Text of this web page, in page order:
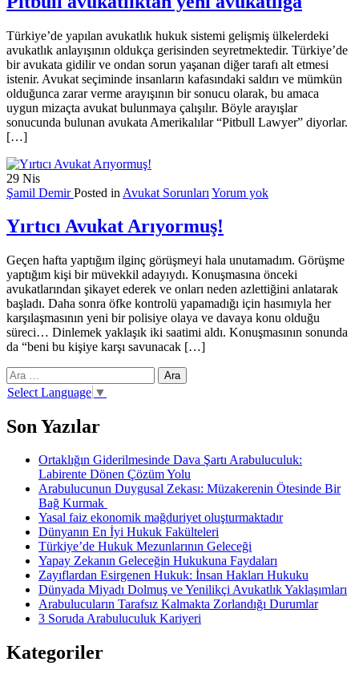
Türkiye’de yapılan avukatlık hukuk sistemi gelişmiş ülkelerdeki
avukatlık anlayışının oldukça gerisinden seyretmektedir. Türkiye’de
bir avukata gidilir ve ondan sorun yaşanan diğer tarafı alt etmesi
istenir. Avukat seçiminde insanların kafasındaki saldırı ve mümkün
olduğunca zarar verme arayışının bir sonucu olarak, bu amaca
uygun mizaçta avukat bulunmaya çalışılır. Böyle arayışlar
sonucunda bulunan avukata Amerikalılar “Pitbull Lawyer” diyorlar.
[…]
29 Nis
Şamil DemirPosted in Avukat Sorunları Yorum yok
Yırtıcı Avukat Arıyormuş!
Geçen hafta yaptığım ilginç görüşmeyi hala unutamadım. Görüşme
yaptığım kişi bir müvekkil adayıydı. Konuşmasına önceki
avukatlarından şikayet ederek ve onları neden azlettiğini anlatarak
başladı. Daha sonra öfke kontrolü yapamadığı için hasımıyla her
karşılaşmasının yeni bir polisiye olaya ve davaya konu olduğu
süreci… Dinlemek yaklaşık iki saatimi aldı. Konuşmasının sonunda
da “beni bu kişiye karşı savunacak […]
Arama:
Select Language ▼
Son Yazılar
Ortaklığın Giderilmesinde Dava Şartı Arabuluculuk:
Labirente Dönen Çözüm Yolu
Arabulucunun Duygusal Zekası: Müzakerenin Ötesinde Bir
Bağ Kurmak
Yasal faiz ekonomik mağduriyet oluşturmaktadır
Dünyanın En İyi Hukuk Fakülteleri
Türkiye’de Hukuk Mezunlarının Geleceği
Yapay Zekanın Geleceğin Hukukuna Faydaları
Zayıflardan Esirgenen Hukuk: İnsan Hakları Hukuku
Dünyada Miyadı Dolmuş ve Yenilikçi Avukatlık Yaklaşımları
Arabulucuların Tarafsız Kalmakta Zorlandığı Durumlar
3 Soruda Arabuluculuk Kariyeri
Kategoriler